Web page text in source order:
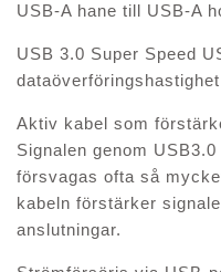
USB-A hane till USB-A
USB 3.0 Super Speed
dataöverföringshastighet
Aktiv kabel som
Signalen genom
försvagas ofta så
kabeln förstärker
anslutningar.